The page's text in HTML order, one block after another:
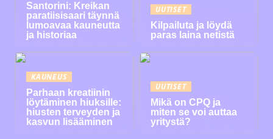
Santorini: Kreikan
paratiisisaari täynnä
lumoavaa kauneutta
ja historiaa
UUTISET
Kilpailuta ja löydä
paras laina netistä
KAUNEUS
Parhaan kreatiinin
löytäminen hiuksille:
hiusten terveyden ja
kasvun lisääminen
UUTISET
Mikä on CPQ ja
miten se voi auttaa
yritystä?